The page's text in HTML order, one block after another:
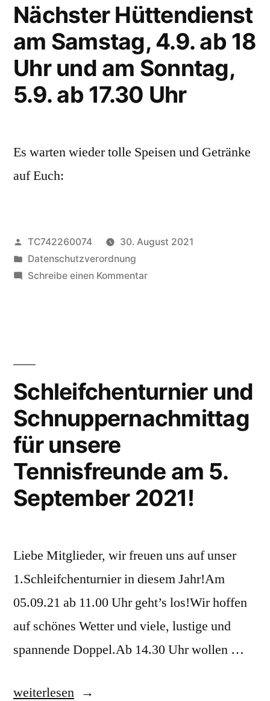
mit
6:3!
Nächster Hüttendienst
am Samstag, 4.9. ab 18
Uhr und am Sonntag,
5.9. ab 17.30 Uhr
Es warten wieder tolle Speisen und Getränke
auf Euch:
Veröffentlicht
von
TC742260074
30. August 2021
Veröffentlicht
unter
Datenschutzverordnung
Schreibe einen Kommentarzu
18
und
Sonntag,
5.9.
ab
Schleifchenturnier und
Schnuppernachmittag
für unsere
Tennisfreunde am 5.
September 2021!
Liebe Mitglieder, wir freuen uns auf unser
1.Schleifchenturnier in diesem Jahr!Am
05.09.21 ab 11.00 Uhr geht’s los!Wir hoffen
auf schönes Wetter und viele, lustige und
spannende Doppel.Ab 14.30 Uhr wollen …
„Schleifchenturnier
weiterlesen